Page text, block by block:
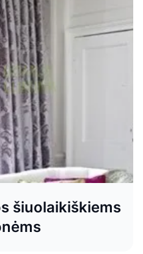
šiuolaikiškiems